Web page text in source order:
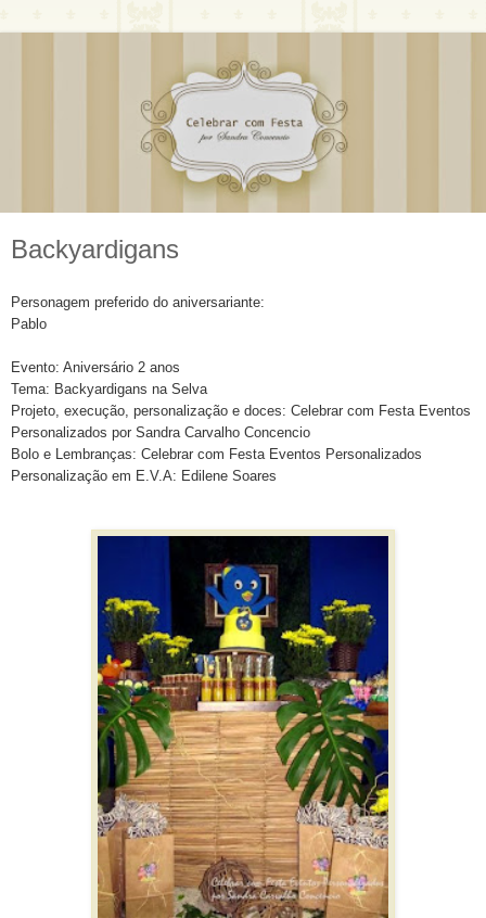
Backyardigans
Personagem preferido do aniversariante:
Pablo
Evento: Aniversário 2 anos
Tema: Backyardigans na Selva
Projeto, execução, personalização e doces: Celebrar com Festa Eventos
Personalizados por Sandra Carvalho Concencio
Bolo e Lembranças: Celebrar com Festa Eventos Personalizados
Personalização em E.V.A: Edilene Soares